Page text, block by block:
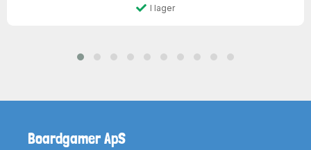
I lager
Boardgamer ApS